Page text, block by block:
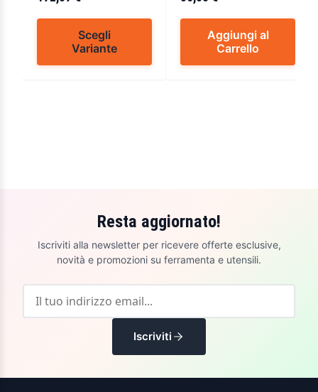
Scegli
Variante
Aggiungi al
Carrello
Resta aggiornato!
Iscriviti alla newsletter per ricevere offerte esclusive,
novità e promozioni su ferramenta e utensili.
Iscriviti